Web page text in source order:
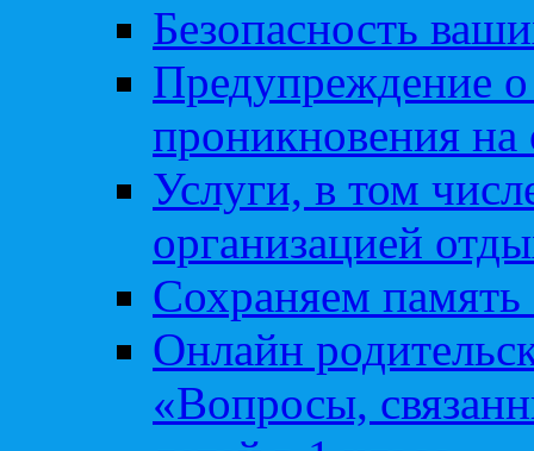
Безопасность
Предупреждение о
проникновения на
Услуги, в том
организацией
Сохраняем память
Онлайн
«Вопросы,